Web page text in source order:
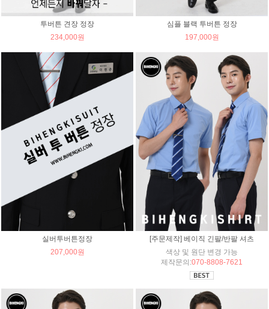
투버튼 견장 정장
234,000원
심플 블랙 투버튼 정장
197,000원
실버투버튼정장
207,000원
[주문제작] 베이직 긴팔/반팔 셔츠
색상 및 원단 변경 가능
제작문의:070-8808-7621